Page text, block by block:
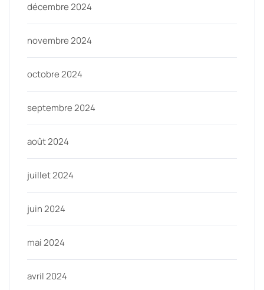
décembre 2024
novembre 2024
octobre 2024
septembre 2024
août 2024
juillet 2024
juin 2024
mai 2024
avril 2024